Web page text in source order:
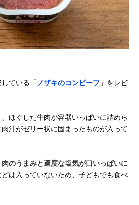
ている「 ノザキのコンビーフ 」をレビ
ほぐした牛肉が容器いっぱいに詰めら
汁がゼリー状に固まったものが入って
肉のうまみと適度な塩気が口いっぱいに
は入っていないため、子どもでも食べ